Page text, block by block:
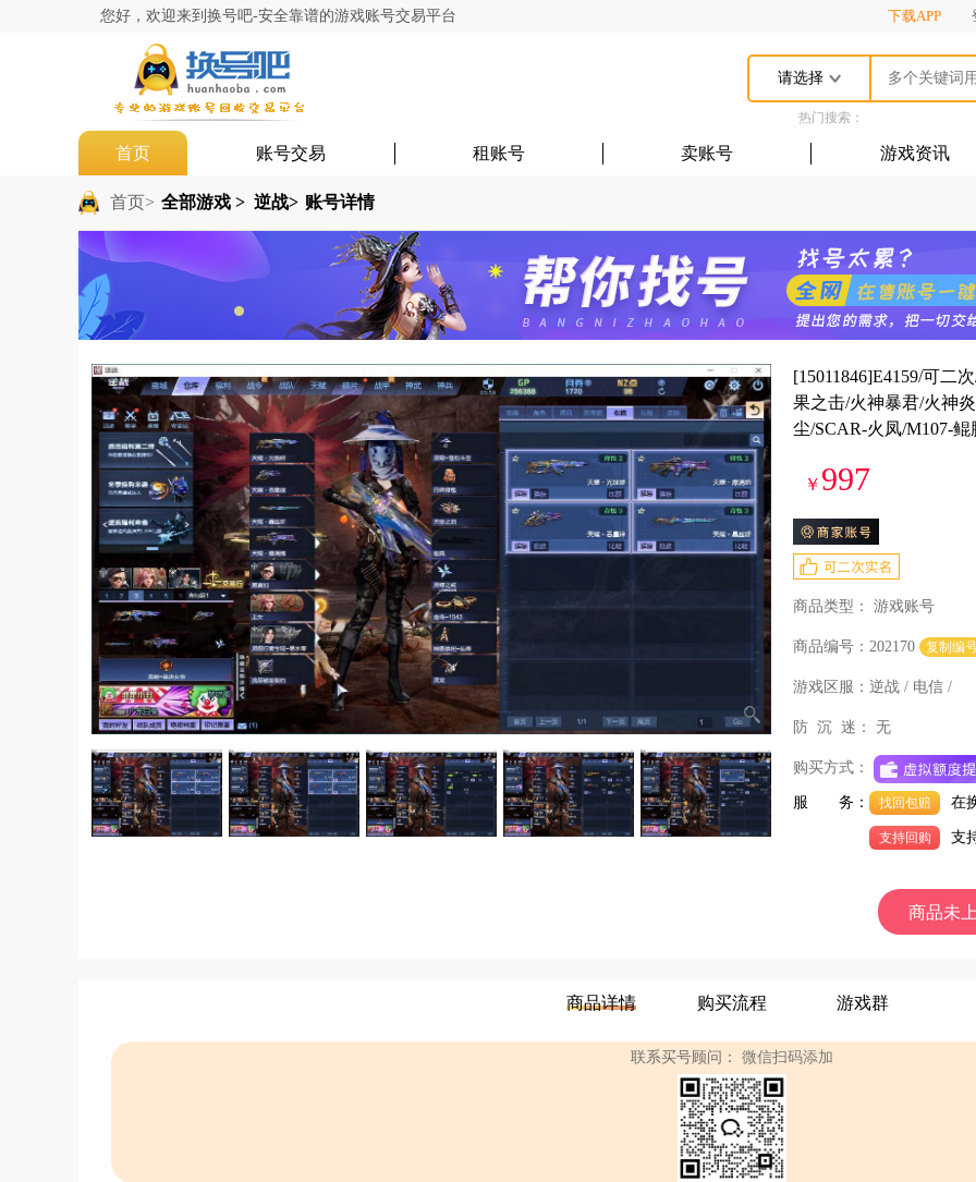
您好，欢迎来到换号吧-安全靠谱的游戏账号交易平台 下载APP
请选择
热门搜索：
首页 账号交易 租账号 卖账号 游戏资讯
首页> 全部游戏 > 逆战> 账号详情
[15011846]E4159/可二
果之击/火神暴君/火神
尘/SCAR-火凤/M107-
￥ 997
商品类型： 游戏账号
商品编号：202170 复制编
游戏区服： 逆战 / 电信 /
防 沉 迷： 无
购买方式：
服 务： 找回包赔 在
支持回购 支
商品未
商品详情 购买流程 游戏群
联系买号顾问： 微信扫码添加